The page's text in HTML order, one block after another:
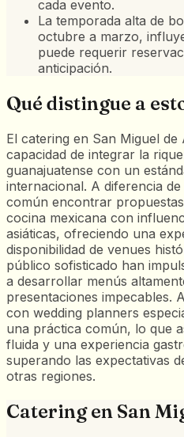
cada evento.
La temporada alta de
octubre a marzo,
puede requerir
anticipación.
Qué distingue a
El catering en San Miguel
capacidad de integrar la
guanajuatense con un
internacional. A diferencia
común encontrar
cocina mexicana con
asiáticas, ofreciendo una
disponibilidad de venues
público sofisticado han
a desarrollar menús
presentaciones impecables.
con wedding planners
una práctica común, lo que
fluida y una experiencia
superando las expectativas
otras regiones.
Cateringen San